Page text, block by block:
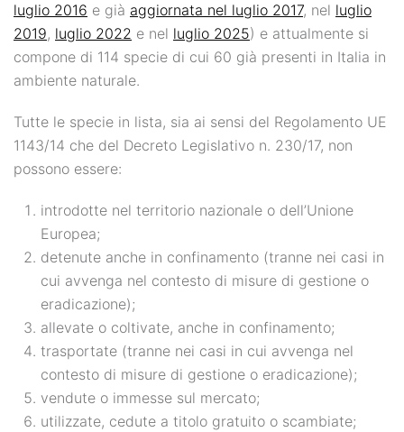
luglio 2016 e già aggiornata nel luglio 2017, nel luglio
2019, luglio 2022 e nel luglio 2025) e attualmente si
compone di 114 specie di cui 60 già presenti in Italia in
ambiente naturale.
Tutte le specie in lista, sia ai sensi del Regolamento UE
1143/14 che del Decreto Legislativo n. 230/17, non
possono essere:
introdotte nel territorio nazionale o dell’Unione
Europea;
detenute anche in confinamento (tranne nei casi in
cui avvenga nel contesto di misure di gestione o
eradicazione);
allevate o coltivate, anche in confinamento;
trasportate (tranne nei casi in cui avvenga nel
contesto di misure di gestione o eradicazione);
vendute o immesse sul mercato;
utilizzate, cedute a titolo gratuito o scambiate;